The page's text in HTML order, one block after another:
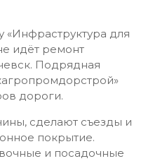
«Инфраструктура для
идёт ремонт
Подрядная
дороги.
сделают съезды и
покрытие.
и посадочные